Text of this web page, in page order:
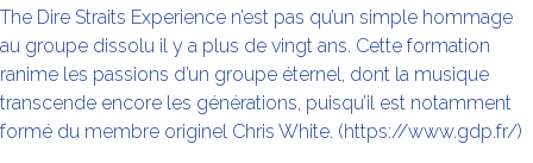
The Dire Straits Experience n’est pas qu’un simple hommage
au groupe dissolu il y a plus de vingt ans. Cette formation
ranime les passions d’un groupe éternel, dont la musique
transcende encore les générations, puisqu’il est notamment
formé du membre originel Chris White. (https://www.gdp.fr/)